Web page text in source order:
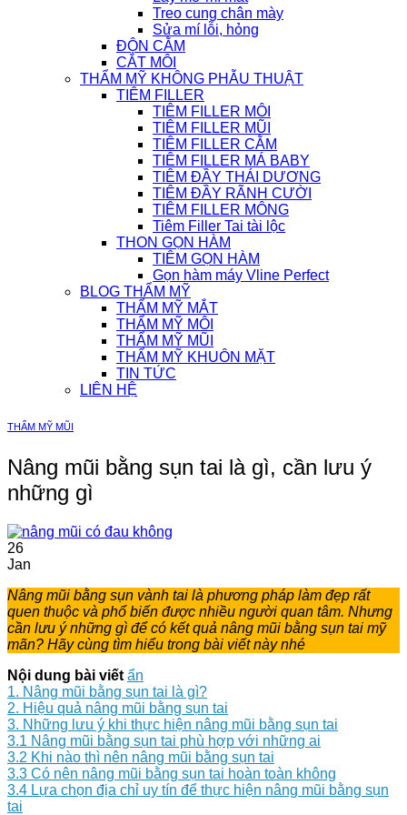
Treo cung chân mày
Sửa mí lỗi, hỏng
ĐỘN CẰM
CẮT MÔI
THẨM MỸ KHÔNG PHẪU THUẬT
TIÊM FILLER
TIÊM FILLER MÔI
TIÊM FILLER MŨI
TIÊM FILLER CẰM
TIÊM FILLER MÁ BABY
TIÊM ĐẦY THÁI DƯƠNG
TIÊM ĐẦY RÃNH CƯỜI
TIÊM FILLER MÔNG
Tiêm Filler Tai tài lộc
THON GỌN HÀM
TIÊM GỌN HÀM
Gọn hàm máy Vline Perfect
BLOG THẨM MỸ
THẨM MỸ MẮT
THẨM MỸ MÔI
THẨM MỸ MŨI
THẨM MỸ KHUÔN MẶT
TIN TỨC
LIÊN HỆ
THẨM MỸ MŨI
Nâng mũi bằng sụn tai là gì, cần lưu ý
những gì
26
Jan
Nâng mũi bằng sụn vành tai là phương pháp làm đẹp rất
quen thuộc và phổ biến được nhiều người quan tâm. Nhưng
cần lưu ý những gì để có kết quả nâng mũi bằng sụn tai mỹ
mãn? Hãy cùng tìm hiểu trong bài viết này nhé
Nội dung bài viết ẩn
1. Nâng mũi bằng sụn tai là gì?
2. Hiệu quả nâng mũi bằng sụn tai
3. Những lưu ý khi thực hiện nâng mũi bằng sụn tai
3.1 Nâng mũi bằng sụn tai phù hợp với những ai
3.2 Khi nào thì nên nâng mũi bằng sụn tai
3.3 Có nên nâng mũi bằng sụn tai hoàn toàn không
3.4 Lựa chọn địa chỉ uy tín để thực hiện nâng mũi bằng sụn
tai